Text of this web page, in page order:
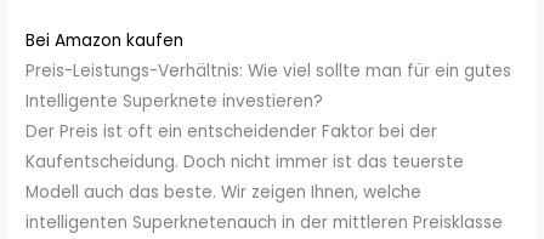
Bei Amazon kaufen
Preis-Leistungs-Verhältnis: Wie viel sollte man für ein gutes
Intelligente Superknete investieren?
Der Preis ist oft ein entscheidender Faktor bei der
Kaufentscheidung. Doch nicht immer ist das teuerste
Modell auch das beste. Wir zeigen Ihnen, welche
intelligenten Superknetenauch in der mittleren Preisklasse